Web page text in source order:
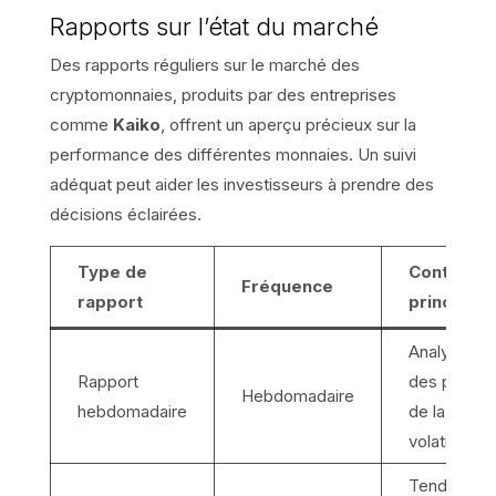
Rapports sur l’état du marché
Des rapports réguliers sur le marché des
cryptomonnaies, produits par des entreprises
comme Kaiko, offrent un aperçu précieux sur la
performance des différentes monnaies. Un suivi
adéquat peut aider les investisseurs à prendre des
décisions éclairées.
Type de
rapport
Fréquence
Contenu
principal
Rapport
hebdomadaire
Hebdomadaire
Analyse
des prix et
de la
volatilité
Tendances